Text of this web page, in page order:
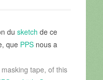
du sketch de ce
que PPSnous a
tape, of this